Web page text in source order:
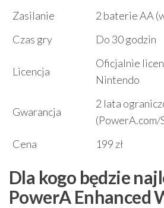
Zasilanie
2 baterie AA
Czas gry
Do 30 godzin
Licencja
Oficjalnie
Nintendo
Gwarancja
2 lata
(PowerA.com/
Cena
199 zł
Dla kogo będzie
PowerA Enhanced